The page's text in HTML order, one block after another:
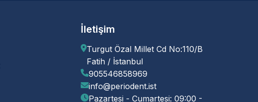
İletişim
Turgut Özal Millet Cd No:110/B
Fatih / İstanbul
905546858969
info@periodent.ist
Pazartesi - Cumartesi: 09:00 -